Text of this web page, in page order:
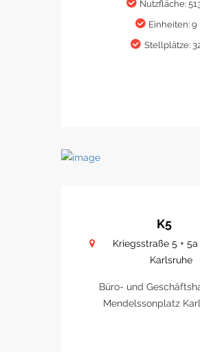
Nutzfläche:
Einheiten: 9
Stellplätze:
K5
Kriegsstraße 5 + 5a
Karlsruhe
Büro- und
Mendelssonplatz